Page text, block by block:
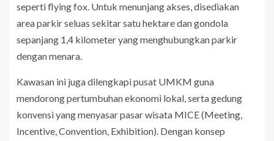
seperti flying fox. Untuk menunjang akses, disediakan
area parkir seluas sekitar satu hektare dan gondola
sepanjang 1,4 kilometer yang menghubungkan parkir
dengan menara.
Kawasan ini juga dilengkapi pusat UMKM guna
mendorong pertumbuhan ekonomi lokal, serta gedung
konvensi yang menyasar pasar wisata MICE (Meeting,
Incentive, Convention, Exhibition). Dengan konsep